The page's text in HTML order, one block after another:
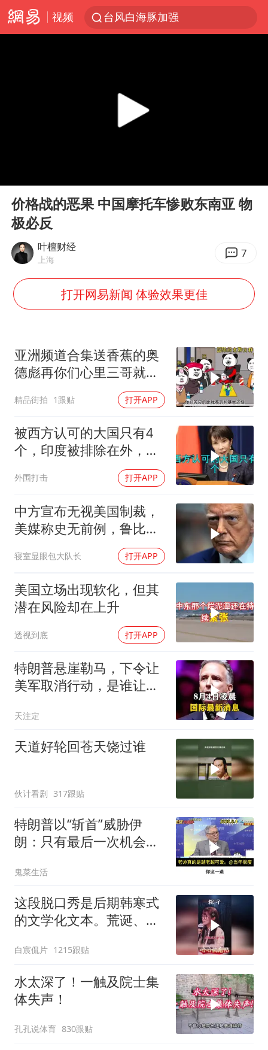
视频
台风白海豚加强
A股三大股指收涨
“立秋的第一杯奶茶”又爆单了
宇树科技中一签需缴款7.54万元
四川宜宾市高县发生4.9级地震
“新疆阿勒泰八月能滑雪”不实
江苏发布台风蓝色预警
今日立秋你咬秋了吗
东方之约 相约未来
Play
价格战的恶果 中国摩托车惨败东南亚 物
极必反
叶檀财经
上海 7
打开网易新闻 体验效果更佳
亚洲频道合集送香蕉的奥
德彪再你们心里三哥就是
精品街拍 1跟贴 打开APP
被西方认可的大国只有4
个，印度被排除在外，为
外围打击 打开APP
中方宣布无视美国制裁，
美媒称史无前例，鲁比
奥：或追加二次制裁
寝室显眼包大队长 打开APP
美国立场出现软化，但其
潜在风险却在上升
透视到底 打开APP
特朗普悬崖勒马，下令让
美军取消行动，是谁让他
天注定
天道好轮回苍天饶过谁
伙计看剧 317跟贴
特朗普以“斩首”威胁伊
朗：只有最后一次机会
鬼菜生活
这段脱口秀是后期韩寒式
的文学化文本。荒诞、激
白宸侃片 1215跟贴
水太深了！一触及院士集
体失声！
孔孔说体育 830跟贴